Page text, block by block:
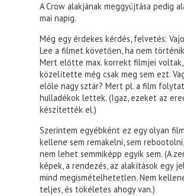
A Crow alakjának meggyújtása pedig
mai napig.
Még egy érdekes kérdés, felvetés:
Lee a filmet követően, ha nem
Mert előtte max. korrekt filmjei voltak,
közelítette még csak meg sem ezt.
előle nagy sztár? Mert pl. a film
hulladékok lettek. (Igaz, ezeket az
készítették el.)
Szerintem egyébként ez egy olyan
kellene sem remakelni, sem
nem lehet semmiképp egyik sem. (A
képek, a rendezés, az alakítások egy
mind megismételhetetlen. Nem
teljes, és tökéletes ahogy van.)